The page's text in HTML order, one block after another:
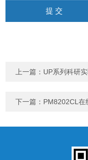
上一篇： UP系列科研
下一篇： PM8202CL在